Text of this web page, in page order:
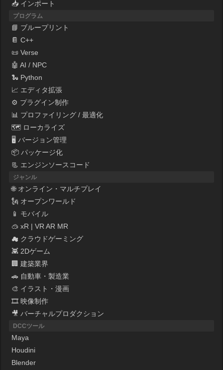
📥 インポート
プログラム
📘 ブループリント
📔 C++
📜 Verse
🤖 AI / NPC
🐍 Python
📈 エディタ拡張
⚙ プラグイン制作
📊 プロファイリング / 最適化
🗺 ローカライズ
🖥 バージョン管理
📦 パッケージ化
📃 エンジンソースコード
ジャンル
🌐 オンライン・マルチプレイ
🗽 オープンワールド
📱 モバイル
🥽 xR | VR AR MR
☁ クラウドゲーミング
👾 2Dゲーム
🏢 建築業界
🚗 自動車・製造業
🎨 イラスト・漫画
🎞 映像制作
🎥 バーチャルプロダクション
DCCツール
Maya
Houdini
Blender